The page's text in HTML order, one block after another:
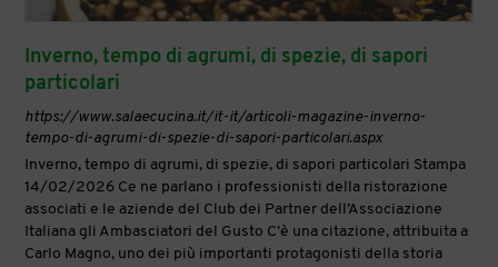
Inverno, tempo di agrumi, di spezie, di sapori
particolari
https://www.salaecucina.it/it-it/articoli-magazine-inverno-
tempo-di-agrumi-di-spezie-di-sapori-particolari.aspx
Inverno, tempo di agrumi, di spezie, di sapori particolari Stampa
14/02/2026 Ce ne parlano i professionisti della ristorazione
associati e le aziende del Club dei Partner dell’Associazione
Italiana gli Ambasciatori del Gusto C’è una citazione, attribuita a
Carlo Magno, uno dei più importanti protagonisti della storia